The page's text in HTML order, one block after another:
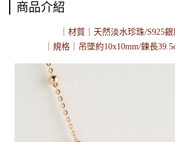
商品介紹
｜材質｜天然淡水珍珠/S925
｜規格｜吊墜約10x10mm/鍊長